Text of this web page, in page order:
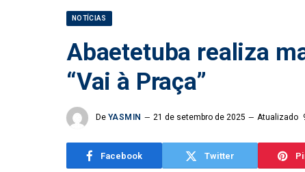
NOTÍCIAS
Abaetetuba realiza
“Vai à Praça”
De YASMIN 21 de setembro de 2025 Atualizado
Facebook Twitter